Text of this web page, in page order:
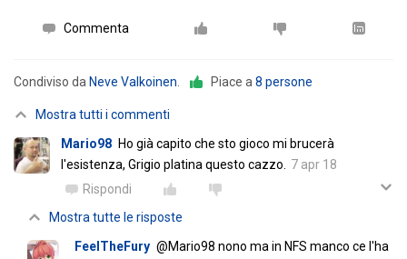
Commenta
Condiviso da Neve Valkoinen Piace a 8 persone
Mostra tutti i commenti
Mario98 Ho già capito che sto gioco mi brucerà
l'esistenza, Grigio platina questo cazzo.
7 apr 18
Rispondi
Mostra tutte le risposte
FeelTheFury @Mario98 nono ma in NFS manco ce l'ha